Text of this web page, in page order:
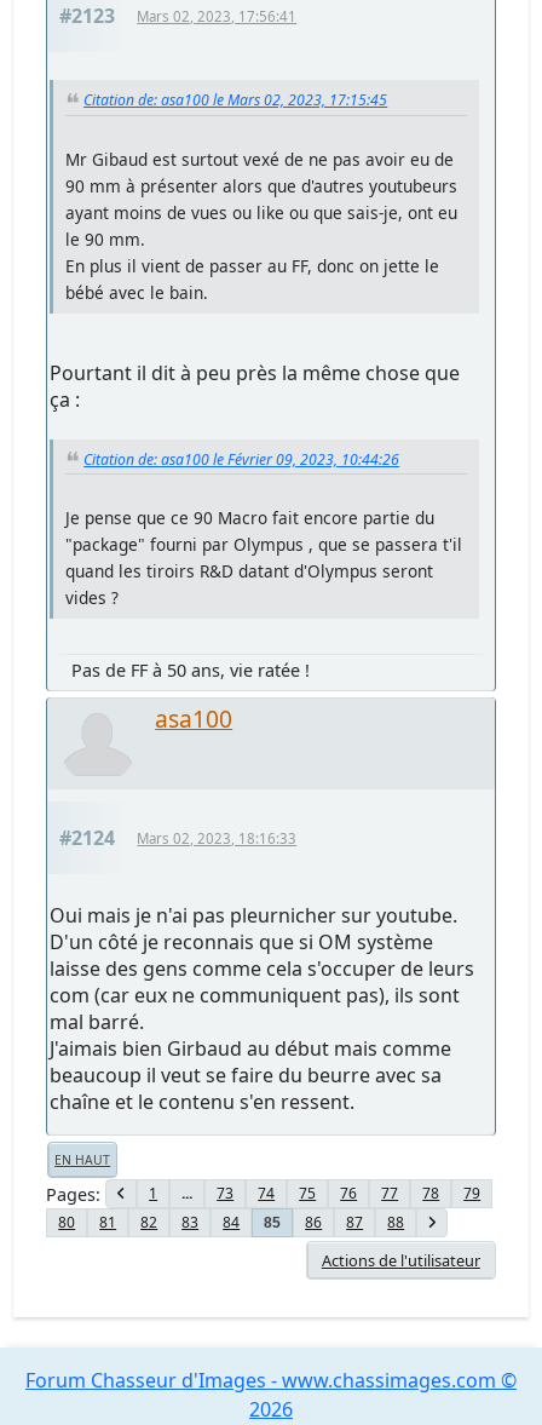
#2123 Mars 02, 2023, 17:56:41
Citation de: asa100 le Mars 02, 2023, 17:15:45
Mr Gibaud est surtout vexé de ne pas avoir eu de
90 mm à présenter alors que d'autres youtubeurs
ayant moins de vues ou like ou que sais-je, ont eu
le 90 mm.
En plus il vient de passer au FF, donc on jette le
bébé avec le bain.
Pourtant il dit à peu près la même chose que
ça :
Citation de: asa100 le Février 09, 2023, 10:44:26
Je pense que ce 90 Macro fait encore partie du
"package" fourni par Olympus , que se passera t'il
quand les tiroirs R&D datant d'Olympus seront
vides ?
Pas de FF à 50 ans, vie ratée !
asa100
#2124 Mars 02, 2023, 18:16:33
Oui mais je n'ai pas pleurnicher sur youtube.
D'un côté je reconnais que si OM système
laisse des gens comme cela s'occuper de leurs
com (car eux ne communiquent pas), ils sont
mal barré.
J'aimais bien Girbaud au début mais comme
beaucoup il veut se faire du beurre avec sa
chaîne et le contenu s'en ressent.
EN HAUT
Pages 1 ... 73 74 75 76 77 78
79
80
81 82 83 84 85 86 87 88
Actions de l'utilisateur
Forum Chasseur d'Images - www.chassimages.com ©
2026